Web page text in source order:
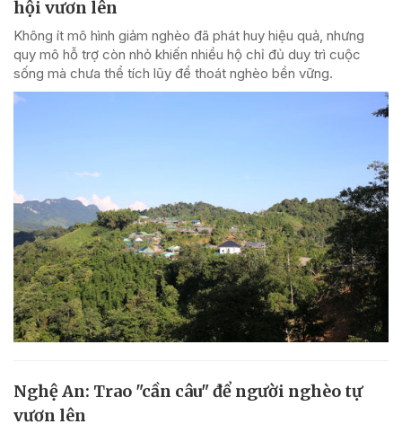
hội vươn lên
Không ít mô hình giảm nghèo đã phát huy hiệu quả, nhưng
quy mô hỗ trợ còn nhỏ khiến nhiều hộ chỉ đủ duy trì cuộc
sống mà chưa thể tích lũy để thoát nghèo bền vững.
Nghệ An: Trao "cần câu" để người nghèo tự
vươn lên